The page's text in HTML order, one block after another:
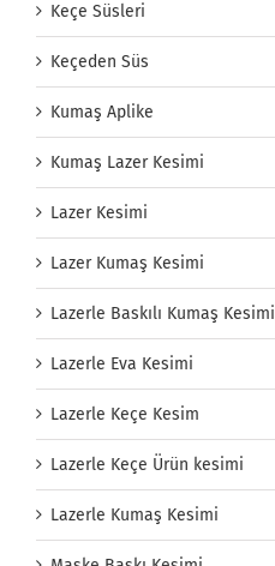
Keçe Süsleri
Keçeden Süs
Kumaş Aplike
Kumaş Lazer Kesimi
Lazer Kesimi
Lazer Kumaş Kesimi
Lazerle Baskılı Kumaş Kesimi
Lazerle Eva Kesimi
Lazerle Keçe Kesim
Lazerle Keçe Ürün kesimi
Lazerle Kumaş Kesimi